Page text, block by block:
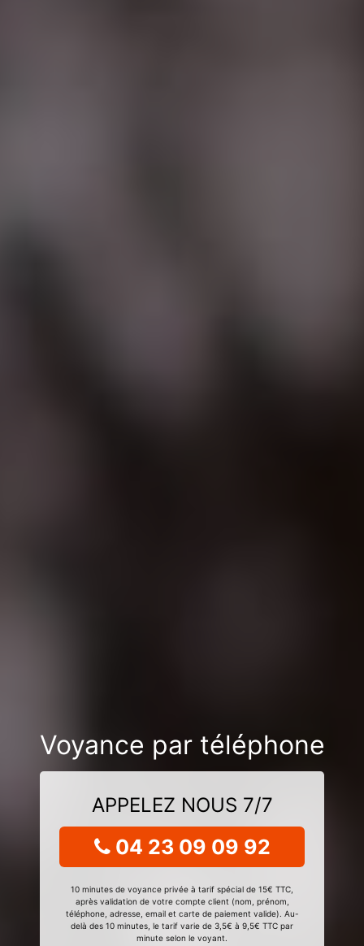
Voyance par téléphone
APPELEZ NOUS 7/7
04 23 09 09 92
10 minutes de voyance privée à tarif spécial de 15€ TTC,
après validation de votre compte client (nom, prénom,
téléphone, adresse, email et carte de paiement valide). Au-
delà des 10 minutes, le tarif varie de 3,5€ à 9,5€ TTC par
minute selon le voyant.